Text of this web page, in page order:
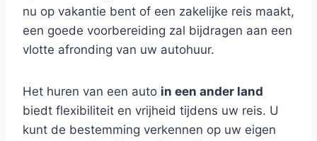
nu op vakantie bent of een zakelijke reis maakt,
een goede voorbereiding zal bijdragen aan een
vlotte afronding van uw autohuur.
Het huren van een auto in een ander land
biedt flexibiliteit en vrijheid tijdens uw reis. U
kunt de bestemming verkennen op uw eigen